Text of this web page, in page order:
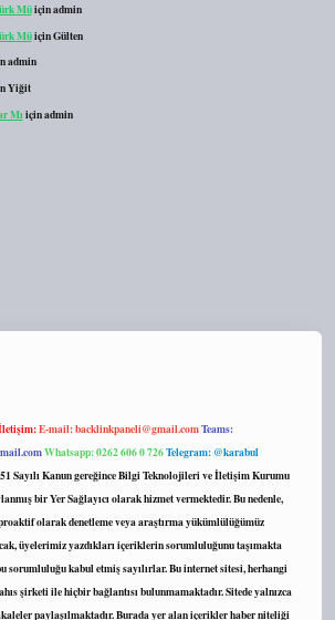
Müiçinadmin
MüiçinGülten
admin
Yiğit
Mı içinadmin
E-mail:backlinkpaneli@gmail.comTeams:
Whatsapp: 0262 606 0 726Telegram: @karabul
Sayılı Kanun gereğince Bilgi Teknolojileri ve İletişim Kurumu
bir Yer Sağlayıcı olarak hizmet vermektedir. Bu nedenle,
olarak denetleme veya araştırma yükümlülüğümüz
üyelerimiz yazdıkları içeriklerin sorumluluğunu taşımakta
sorumluluğu kabul etmiş sayılırlar. Bu internet sitesi, herhangi
şirketi ile hiçbir bağlantısı bulunmamaktadır. Sitede yalnızca
paylaşılmaktadır. Burada yer alan içerikler haber niteliği